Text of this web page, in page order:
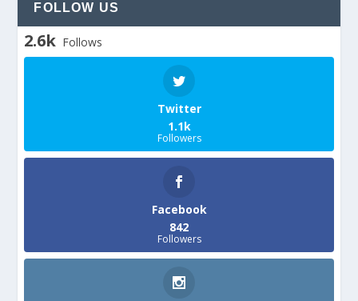
FOLLOW US
2.6k Follows
Twitter
1.1k
Followers
Facebook
842
Followers